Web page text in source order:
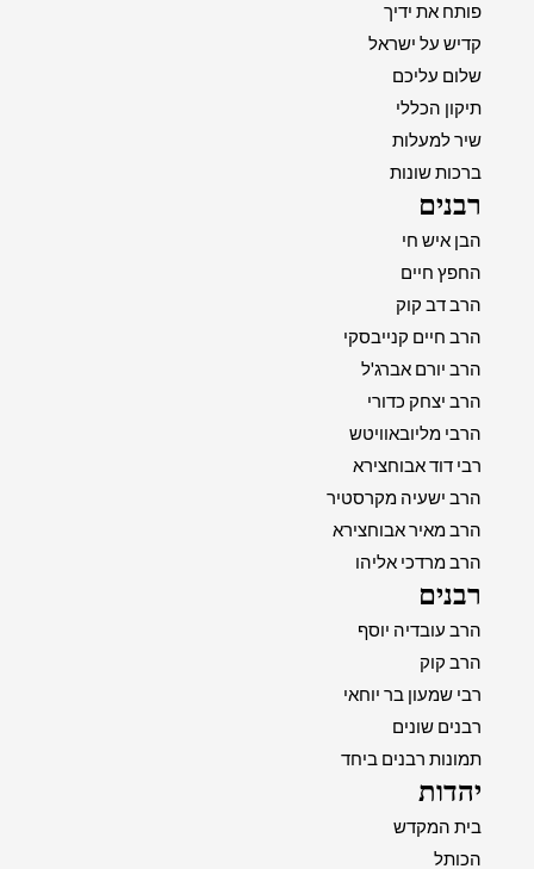
פותח את ידיך
קדיש על ישראל
שלום עליכם
תיקון הכללי
שיר למעלות
ברכות שונות
רבנים
הבן איש חי
החפץ חיים
הרב דב קוק
הרב חיים קנייבסקי
הרב יורם אברג'ל
הרב יצחק כדורי
הרבי מליובאוויטש
רבי דוד אבוחצירא
הרב ישעיה מקרסטיר
הרב מאיר אבוחצירא
הרב מרדכי אליהו
רבנים
הרב עובדיה יוסף
הרב קוק
רבי שמעון בר יוחאי
רבנים שונים
תמונות רבנים ביחד
יהדות
בית המקדש
הכותל